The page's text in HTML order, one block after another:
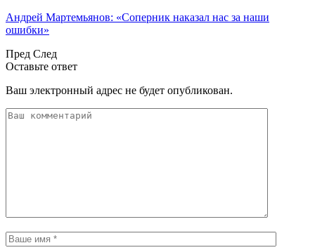
Андрей Мартемьянов: «Соперник наказал нас за наши
ошибки»
Пред След
Оставьте ответ
Ваш электронный адрес не будет опубликован.